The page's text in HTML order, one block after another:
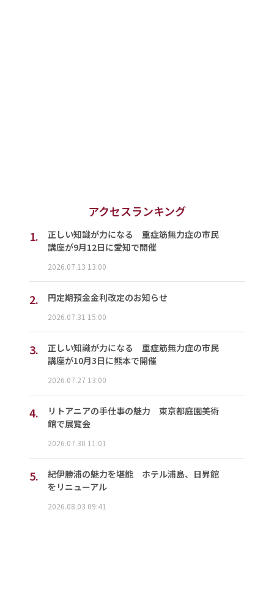
アクセスランキング
1.
正しい知識が力になる 重症筋無力症の市民
講座が9月12日に愛知で開催
2026.07.13 13:00
2. 円定期預金金利改定のお知らせ
2026.07.31 15:00
3.
正しい知識が力になる 重症筋無力症の市民
講座が10月3日に熊本で開催
2026.07.27 13:00
4.
リトアニアの手仕事の魅力 東京都庭園美術
館で展覧会
2026.07.30 11:01
5.
紀伊勝浦の魅力を堪能 ホテル浦島、日昇館
をリニューアル
2026.08.03 09:41